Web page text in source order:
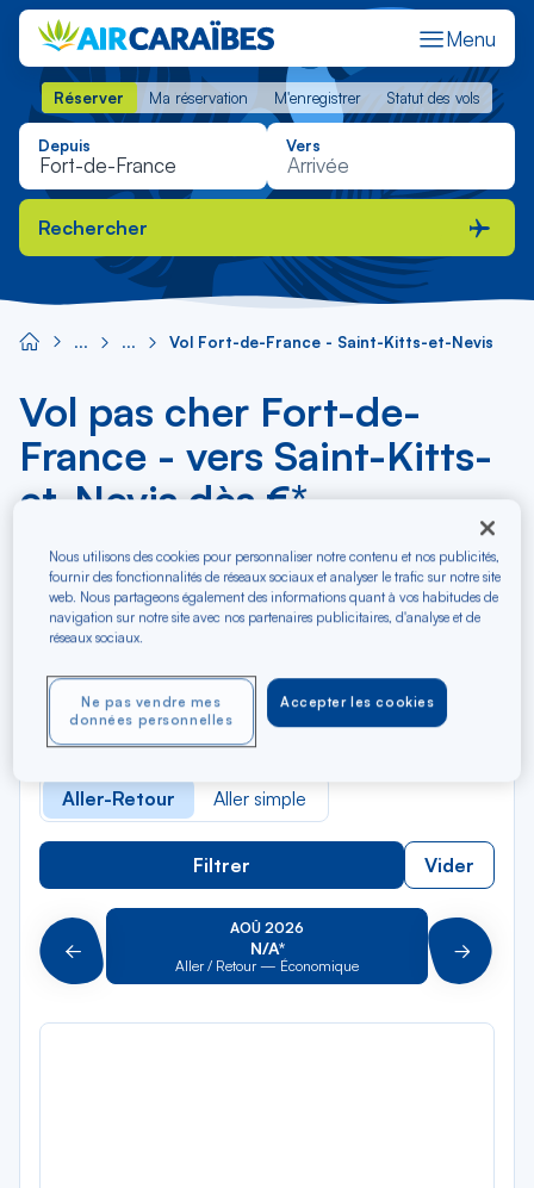
Menu
Réserver Ma réservation M'enregistrer Statut des vols
Réserver Ma réservation M'enregistrer Statut des vols
Depuis Vers
Rechercher
Vol Fort-de-France - Saint-Kitts-et-Nevis
Vol pas cher Fort-de-
France - vers Saint-Kitts-
et-Nevis dès €*
Depuis
Fort-de-France
Vers
Pour aller vers
Aller-Retour Aller simple
Filtrer Vider
Précédent
AOÛ 2026
N/A*
Aller / Retour — Économique Suivant
Nous utilisons des cookies pour personnaliser notre contenu et nos publicités,
fournir des fonctionnalités de réseaux sociaux et analyser le trafic sur notre site
web. Nous partageons également des informations quant à vos habitudes de
navigation sur notre site avec nos partenaires publicitaires, d'analyse et de
réseaux sociaux.
Accepter les cookies
Ne pas vendre mes
données personnelles